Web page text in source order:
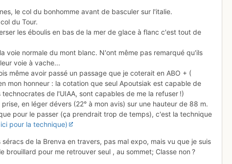
le col du bonhomme avant de basculer sur l'italie.
du Tour.
les éboulis en bas de la mer de glace à flanc c'est tout de
voie normale du mont blanc. N'ont même pas remarqué qu'ils
voie à vache...
même avoir passé un passage que je coterait en ABO + (
mon honneur : la cotation que seul Apoutsiak est capable de
de l'UIAA, sont capables de me la refuser !)
en léger dévers (22° à mon avis) sur une hauteur de 88 m.
pour le passer (ça prendrait trop de temps), c'est la technique
pour la technique)
de la Brenva en travers, pas mal expo, mais vu que je suis
pour me retrouver seul , au sommet; Classe non ?